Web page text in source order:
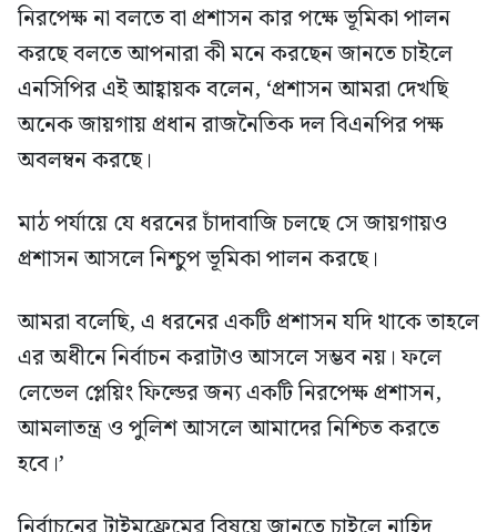
নিরপেক্ষ না বলতে বা প্রশাসন কার পক্ষে ভূমিকা পালন
করছে বলতে আপনারা কী মনে করছেন জানতে চাইলে
এনসিপির এই আহ্বায়ক বলেন, ‘প্রশাসন আমরা দেখছি
অনেক জায়গায় প্রধান রাজনৈতিক দল বিএনপির পক্ষ
অবলম্বন করছে।
মাঠ পর্যায়ে যে ধরনের চাঁদাবাজি চলছে সে জায়গায়ও
প্রশাসন আসলে নিশ্চুপ ভূমিকা পালন করছে।
আমরা বলেছি, এ ধরনের একটি প্রশাসন যদি থাকে তাহলে
এর অধীনে নির্বাচন করাটাও আসলে সম্ভব নয়। ফলে
লেভেল প্লেয়িং ফিল্ডের জন্য একটি নিরপেক্ষ প্রশাসন,
আমলাতন্ত্র ও পুলিশ আসলে আমাদের নিশ্চিত করতে
হবে।’